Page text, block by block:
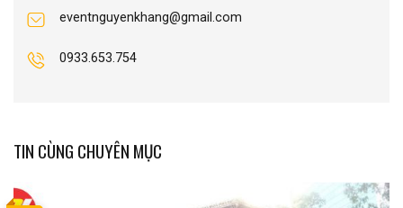
eventnguyenkhang@gmail.com
0933.653.754
TIN CÙNG CHUYÊN MỤC